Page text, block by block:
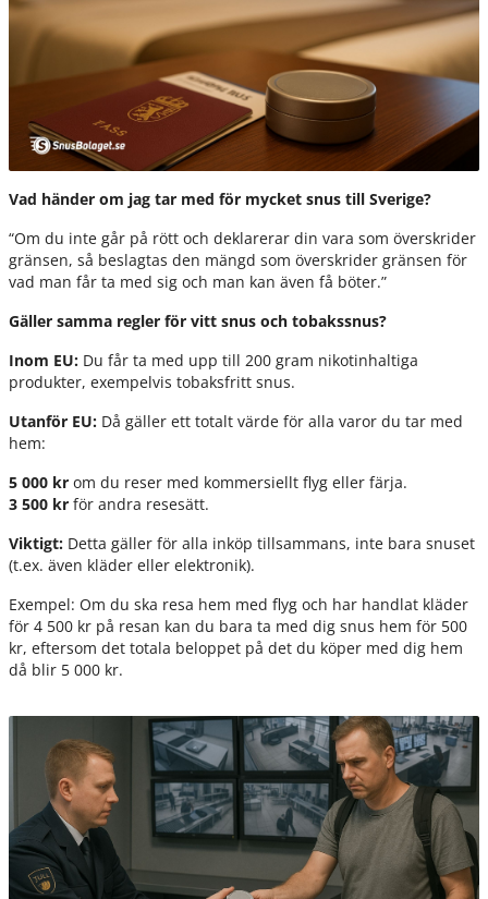
Vad händer om jag tar med för mycket snus till Sverige?
“Om du inte går på rött och deklarerar din vara som överskrider
gränsen, så beslagtas den mängd som överskrider gränsen för
vad man får ta med sig och man kan även få böter.”
Gäller samma regler för vitt snus och tobakssnus?
Inom EU: Du får ta med upp till 200 gram nikotinhaltiga
produkter, exempelvis tobaksfritt snus.
Utanför EU: Då gäller ett totalt värde för alla varor du tar med
hem:
5 000 kr om du reser med kommersiellt flyg eller färja.
3 500 kr för andra resesätt.
Viktigt: Detta gäller för alla inköp tillsammans, inte bara snuset
(t.ex. även kläder eller elektronik).
Exempel: Om du ska resa hem med flyg och har handlat kläder
för 4 500 kr på resan kan du bara ta med dig snus hem för 500
kr, eftersom det totala beloppet på det du köper med dig hem
då blir 5 000 kr.